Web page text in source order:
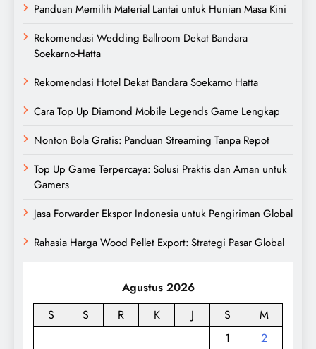
Panduan Memilih Material Lantai untuk Hunian Masa Kini
Rekomendasi Wedding Ballroom Dekat Bandara
Soekarno-Hatta
Rekomendasi Hotel Dekat Bandara Soekarno Hatta
Cara Top Up Diamond Mobile Legends Game Lengkap
Nonton Bola Gratis: Panduan Streaming Tanpa Repot
Top Up Game Terpercaya: Solusi Praktis dan Aman untuk
Gamers
Jasa Forwarder Ekspor Indonesia untuk Pengiriman Global
Rahasia Harga Wood Pellet Export: Strategi Pasar Global
Agustus 2026
S
S R K J S
M
1
2